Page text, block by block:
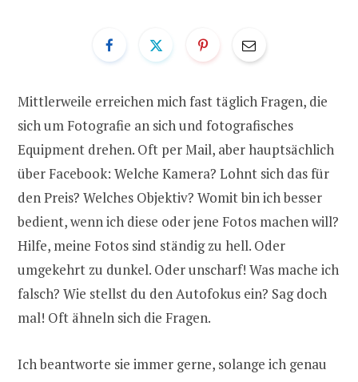
Mittlerweile erreichen mich fast täglich Fragen, die
sich um Fotografie an sich und fotografisches
Equipment drehen. Oft per Mail, aber hauptsächlich
über Facebook: Welche Kamera? Lohnt sich das für
den Preis? Welches Objektiv? Womit bin ich besser
bedient, wenn ich diese oder jene Fotos machen will?
Hilfe, meine Fotos sind ständig zu hell. Oder
umgekehrt zu dunkel. Oder unscharf! Was mache ich
falsch? Wie stellst du den Autofokus ein? Sag doch
mal! Oft ähneln sich die Fragen.
Ich beantworte sie immer gerne, solange ich genau